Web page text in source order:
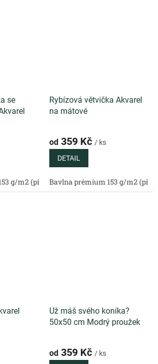
se
g/m2 (přírodní) Bavlněný satén 130 g/
Rybízová větvička Akvarel
na mátové
od 359 Kč / ks
DETAIL
Bavlna prémium 153 g/m2
Už máš svého koníka?
50x50 cm Modrý proužek
od 359 Kč / ks